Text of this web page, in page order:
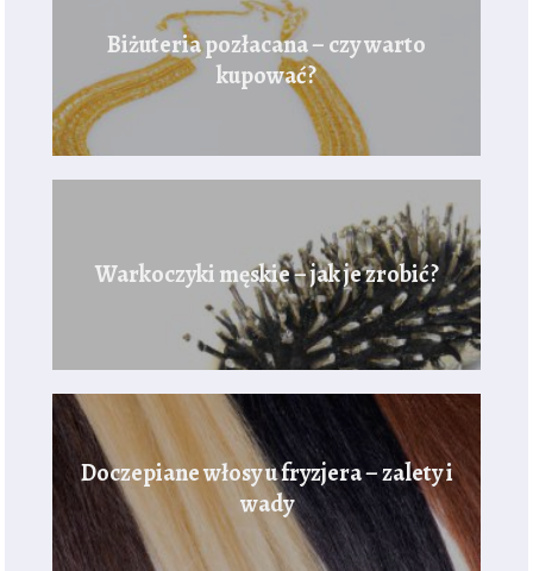
Biżuteria pozłacana – czy warto
kupować?
Warkoczyki męskie – jak je zrobić?
Doczepiane włosy u fryzjera – zalety i
wady